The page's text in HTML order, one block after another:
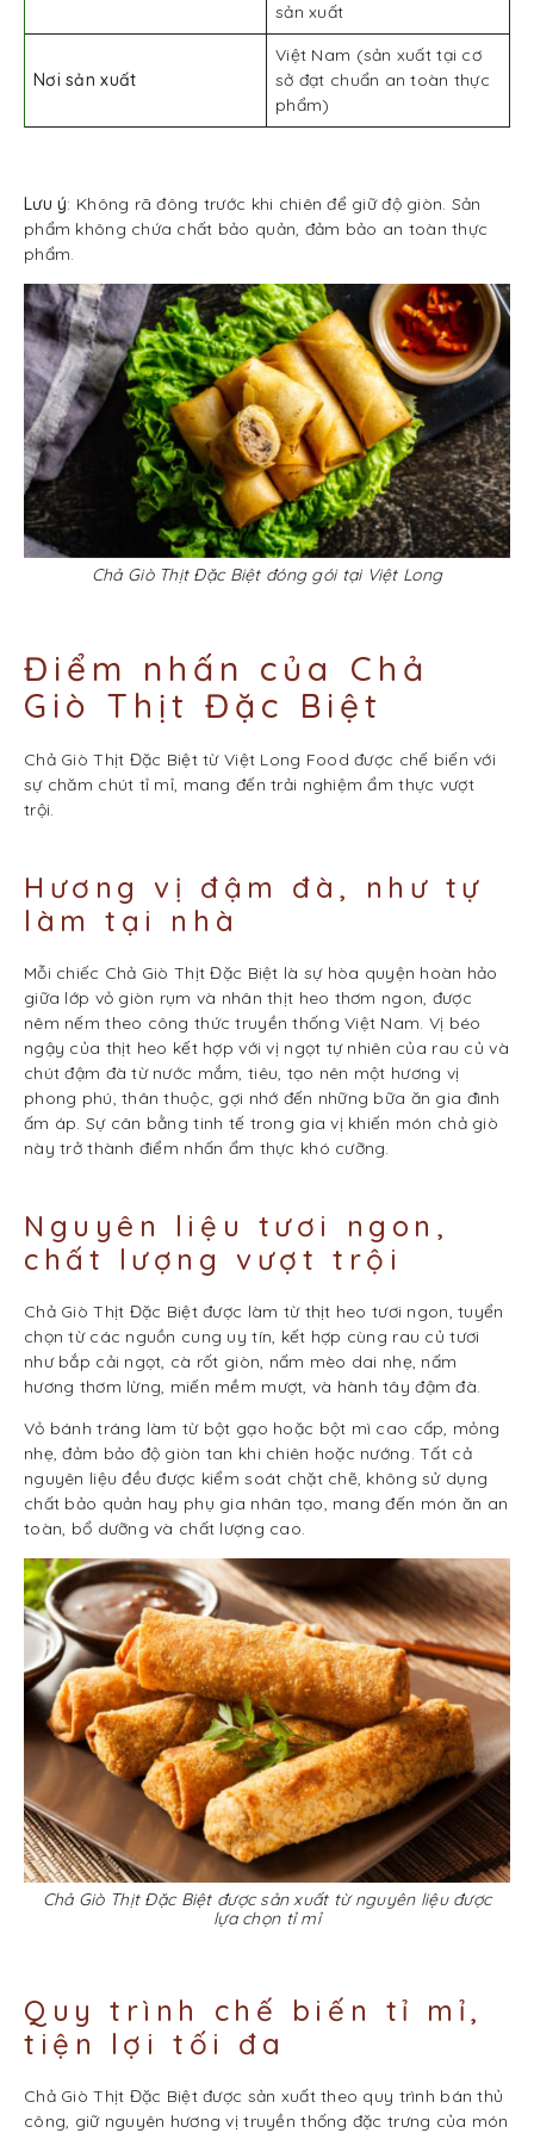
sản xuất
Nơi sản xuất
Việt Nam (sản xuất tại cơ
sở đạt chuẩn an toàn thực
phẩm)
Lưu ý: Không rã đông trước khi chiên để giữ độ giòn. Sản
phẩm không chứa chất bảo quản, đảm bảo an toàn thực
phẩm.
Chả Giò Thịt Đặc Biệt đóng gói tại Việt Long
Điểm nhấn của Chả
Giò Thịt Đặc Biệt
Chả Giò Thịt Đặc Biệt từ Việt Long Food được chế biến với
sự chăm chút tỉ mỉ, mang đến trải nghiệm ẩm thực vượt
trội.
Hương vị đậm đà, như tự
làm tại nhà
Mỗi chiếc Chả Giò Thịt Đặc Biệt là sự hòa quyện hoàn hảo
giữa lớp vỏ giòn rụm và nhân thịt heo thơm ngon, được
nêm nếm theo công thức truyền thống Việt Nam. Vị béo
ngậy của thịt heo kết hợp với vị ngọt tự nhiên của rau củ và
chút đậm đà từ nước mắm, tiêu, tạo nên một hương vị
phong phú, thân thuộc, gợi nhớ đến những bữa ăn gia đình
ấm áp. Sự cân bằng tinh tế trong gia vị khiến món chả giò
này trở thành điểm nhấn ẩm thực khó cưỡng.
Nguyên liệu tươi ngon,
chất lượng vượt trội
Chả Giò Thịt Đặc Biệt được làm từ thịt heo tươi ngon, tuyển
chọn từ các nguồn cung uy tín, kết hợp cùng rau củ tươi
như bắp cải ngọt, cà rốt giòn, nấm mèo dai nhẹ, nấm
hương thơm lừng, miến mềm mượt, và hành tây đậm đà.
Vỏ bánh tráng làm từ bột gạo hoặc bột mì cao cấp, mỏng
nhẹ, đảm bảo độ giòn tan khi chiên hoặc nướng. Tất cả
nguyên liệu đều được kiểm soát chặt chẽ, không sử dụng
chất bảo quản hay phụ gia nhân tạo, mang đến món ăn an
toàn, bổ dưỡng và chất lượng cao.
Chả Giò Thịt Đặc Biệt được sản xuất từ nguyên liệu được
lựa chọn tỉ mỉ
Quy trình chế biến tỉ mỉ,
tiện lợi tối đa
Chả Giò Thịt Đặc Biệt được sản xuất theo quy trình bán thủ
công, giữ nguyên hương vị truyền thống đặc trưng của món